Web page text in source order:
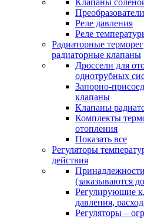
Клапаны
Реле давления
Реле
Радиаторные
радиаторные клапаны
Дроссели для
однотрубных
Запорно-
клапаны
Клапаны
Комплекты
отопления
Показать все
Регуляторы
действия
(заказываются
Регулирующие
давления,
Регуляторы –